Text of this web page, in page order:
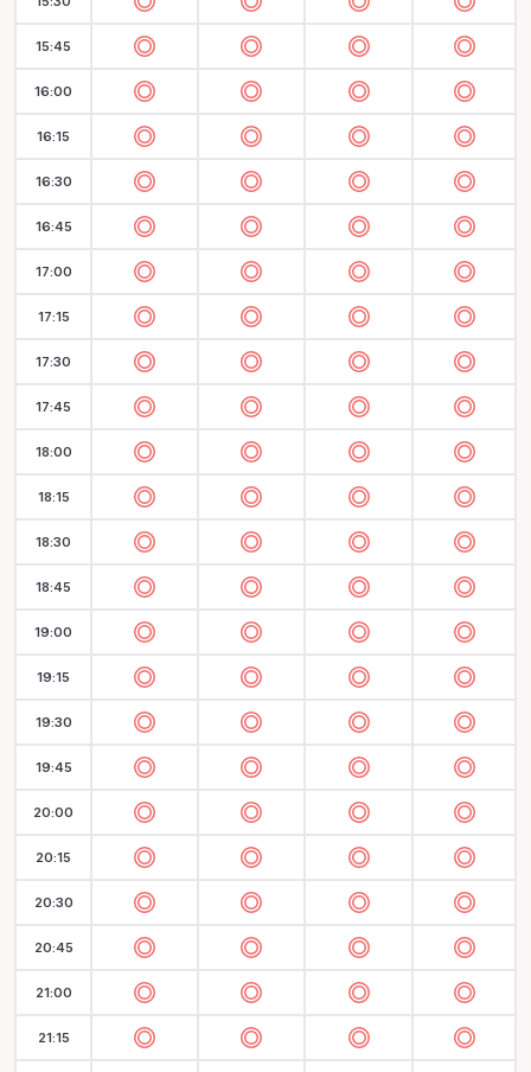
15:45
16:00
16:15
16:30
16:45
17:00
17:15
17:30
17:45
18:00
18:15
18:30
18:45
19:00
19:15
19:30
19:45
20:00
20:15
20:30
20:45
21:00
21:15